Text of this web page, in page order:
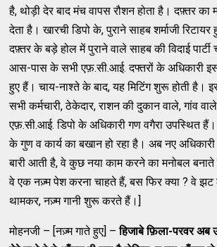
है, थोड़ी देर बाद मंच वापस रौशन होता है। दफ़्तर का
देता है। खारची डिपो के, पुराने साहब शर्माजी
दफ़्तर के बड़े होल में पुराने वाले साहब की विदाई पार्टी
आस-पास के सभी एफ़.सी.आई. दफ्तरों के अधिकारी इस
हुए हैं। चाय-नाश्ते के बाद, यह मिटिंग शुरू होती है।
सभी कर्मचारी, ठेकेदार, राशन की दुकान वाले, गांव
एफ़.सी.आई. डिपो के अधिकारी गण वगैरा उपस्थित हैं।
के गुण व कार्य का बखान हो रहा है। अब नए
बारी आती है, वे कुछ नया काम करने का मनोबल
वे एक नज़्म पेश करना चाहते हैं, बस फिर क्या ? वे
थामकर, नज़्म गानी शुरू करते हैं।]
मोहनजी – [नज़्म गाते हुए] –हिजाबे फ़िला-परवर अब